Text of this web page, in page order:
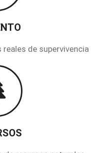
de supervivencia